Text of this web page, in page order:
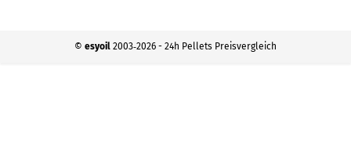
© esyoil 2003‐2026 - 24h Pellets Preisvergleich